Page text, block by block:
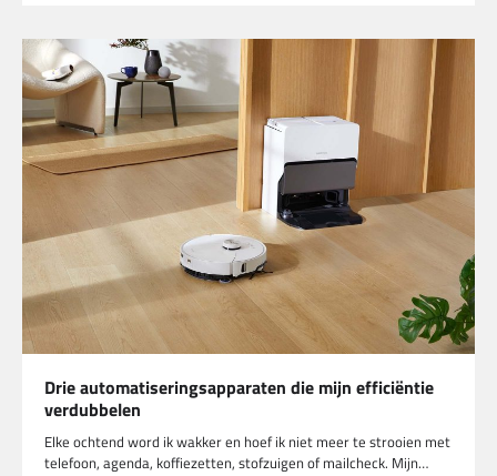
Drie automatiseringsapparaten die mijn efficiëntie
verdubbelen
Elke ochtend word ik wakker en hoef ik niet meer te strooien met
telefoon, agenda, koffiezetten, stofzuigen of mailcheck. Mijn…